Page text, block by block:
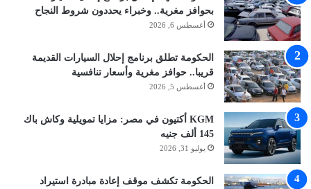
بحوافز مغرية.. وخبراء يحددون شروط النجاح
أغسطس 6, 2026
الحكومة تطلق برنامج إحلال السيارات القديمة
قريبا.. حوافز مغرية وأسعار تنافسية
أغسطس 5, 2026
KGM أكتيون في مصر: مزايا تمويلية وكاش باك
145 ألف جنيه
يوليو 31, 2026
الحكومة تكشف موقف إعادة مبادرة استيراد